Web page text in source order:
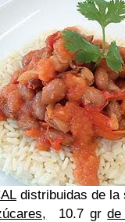
distribuidas de la
10.7 grde